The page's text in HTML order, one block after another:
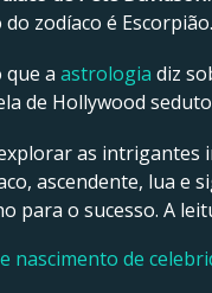
zodíaco é Escorpião.
que a astrologia diz
de Hollywood
as intrigantes
ascendente, lua e
para o sucesso. A
nascimento de